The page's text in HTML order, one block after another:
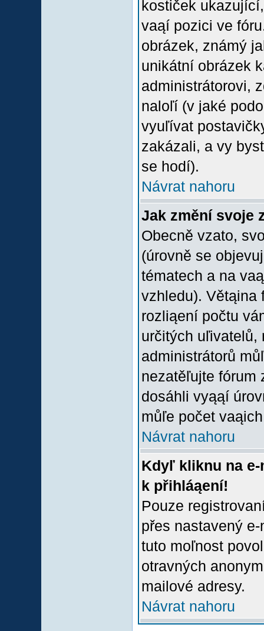
kostiček
vaąí pozici ve
obrázek, známý
unikátní obrázek
administrátorovi,
naloľí (v jaké
vyuľívat
zakázali, a vy
se hodí).
Návrat nahoru
Jak změní svoje
Obecně vzato,
(úrovně se
tématech a na
vzhledu). Větąina
rozliąení počtu
určitých uľivatelů,
administrátorů
nezatěľujte fórum
dosáhli vyąąí
můľe počet
Návrat nahoru
Kdyľ kliknu na
k přihláąení!
Pouze
přes nastavený
tuto moľnost
otravných
mailové adresy.
Návrat nahoru